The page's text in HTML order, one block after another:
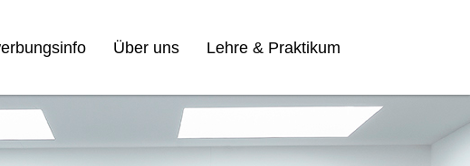
Über uns Lehre & Praktikum